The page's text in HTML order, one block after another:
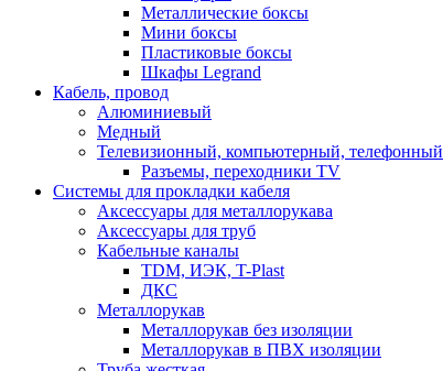
Металлические боксы
Мини боксы
Пластиковые боксы
Шкафы Legrand
Кабель, провод
Алюминиевый
Медный
Телевизионный, компьютерный, телефонный
Разъемы, переходники TV
Системы для прокладки кабеля
Аксессуары для металлорукава
Аксессуары для труб
Кабельные каналы
TDM, ИЭК, T-Plast
ДКС
Металлорукав
Металлорукав без изоляции
Металлорукав в ПВХ изоляции